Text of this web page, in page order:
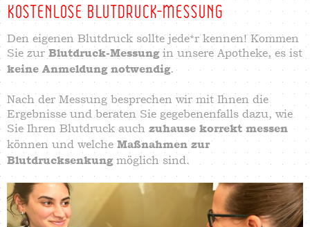
KOSTENLOSE BLUTDRUCK-MESSUNG
Den eigenen Blutdruck sollte jede*r kennen!Kommen
Sie zur Blutdruck-Messung in unsere Apotheke, es ist
keine Anmeldung notwendig.
Nach der Messung besprechen wir mit Ihnen die
Ergebnisse und beraten Sie gegebenenfalls dazu, wie
Sie Ihren Blutdruck auch zuhause korrekt messen
können und welche Maßnahmen zur
Blutdrucksenkung möglich sind.